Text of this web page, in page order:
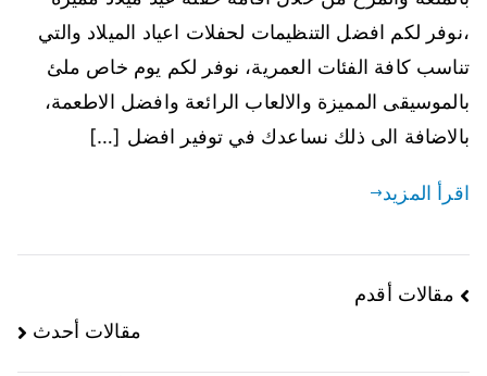
،نوفر لكم افضل التنظيمات لحفلات اعياد الميلاد والتي
تناسب كافة الفئات العمرية، نوفر لكم يوم خاص ملئ
بالموسيقى المميزة والالعاب الرائعة وافضل الاطعمة،
بالاضافة الى ذلك نساعدك في توفير افضل […]
اقرأ المزيد
مقالات أقدم
مقالات أحدث